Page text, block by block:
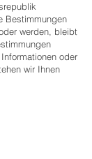
Bestimmungen
werden, bleibt
oder
wir Ihnen